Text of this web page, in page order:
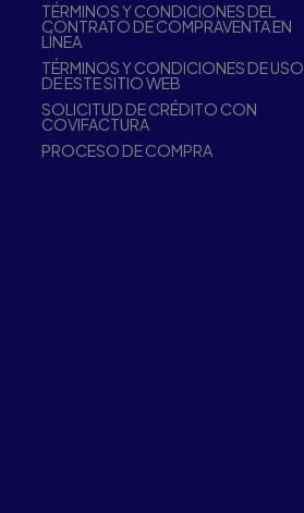
TÉRMINOS Y CONDICIONES DEL
CONTRATO DE COMPRAVENTA EN
LÍNEA
TÉRMINOS Y CONDICIONES DE USO
DE ESTE SITIO WEB
SOLICITUD DE CRÉDITO CON
COVIFACTURA
PROCESO DE COMPRA